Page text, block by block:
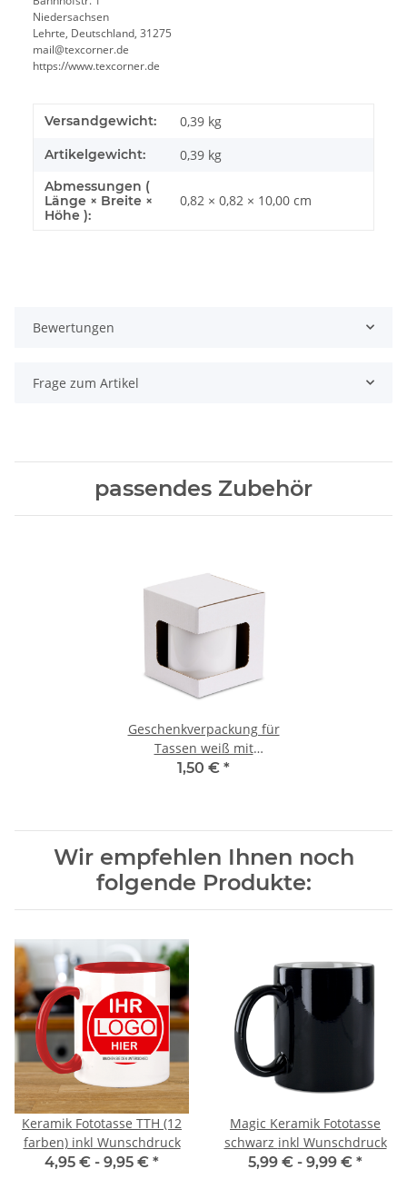
Niedersachsen
Lehrte, Deutschland, 31275
mail@texcorner.de
https://www.texcorner.de
Versandgewicht: 0,39 kg
Artikelgewicht: 0,39 kg
Abmessungen (
Länge × Breite ×
Höhe ):
0,82 × 0,82 × 10,00 cm
Bewertungen
Frage zum Artikel
passendes Zubehör
Geschenkverpackung für
Tassen weiß mit
Sichtfenster
1,50 € *
Wir empfehlen Ihnen noch
folgende Produkte:
Keramik Fototasse TTH (12
farben) inkl Wunschdruck
4,95 € - 9,95 € *
Magic Keramik Fototasse
schwarz inkl Wunschdruck
5,99 € - 9,99 € *